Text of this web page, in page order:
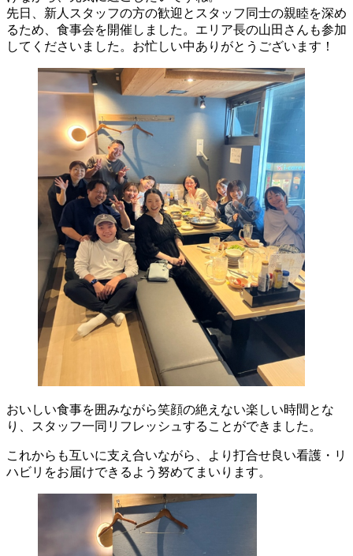
先日、新人スタッフの方の歓迎とスタッフ同士の親睦を深め
るため、食事会を開催しました。エリア長の山田さんも参加
してくださいました。お忙しい中ありがとうございます！
おいしい食事を囲みながら笑顔の絶えない楽しい時間とな
り、スタッフ一同リフレッシュすることができました。
これからも互いに支え合いながら、より打合せ良い看護・リ
ハビリをお届けできるよう努めてまいります。